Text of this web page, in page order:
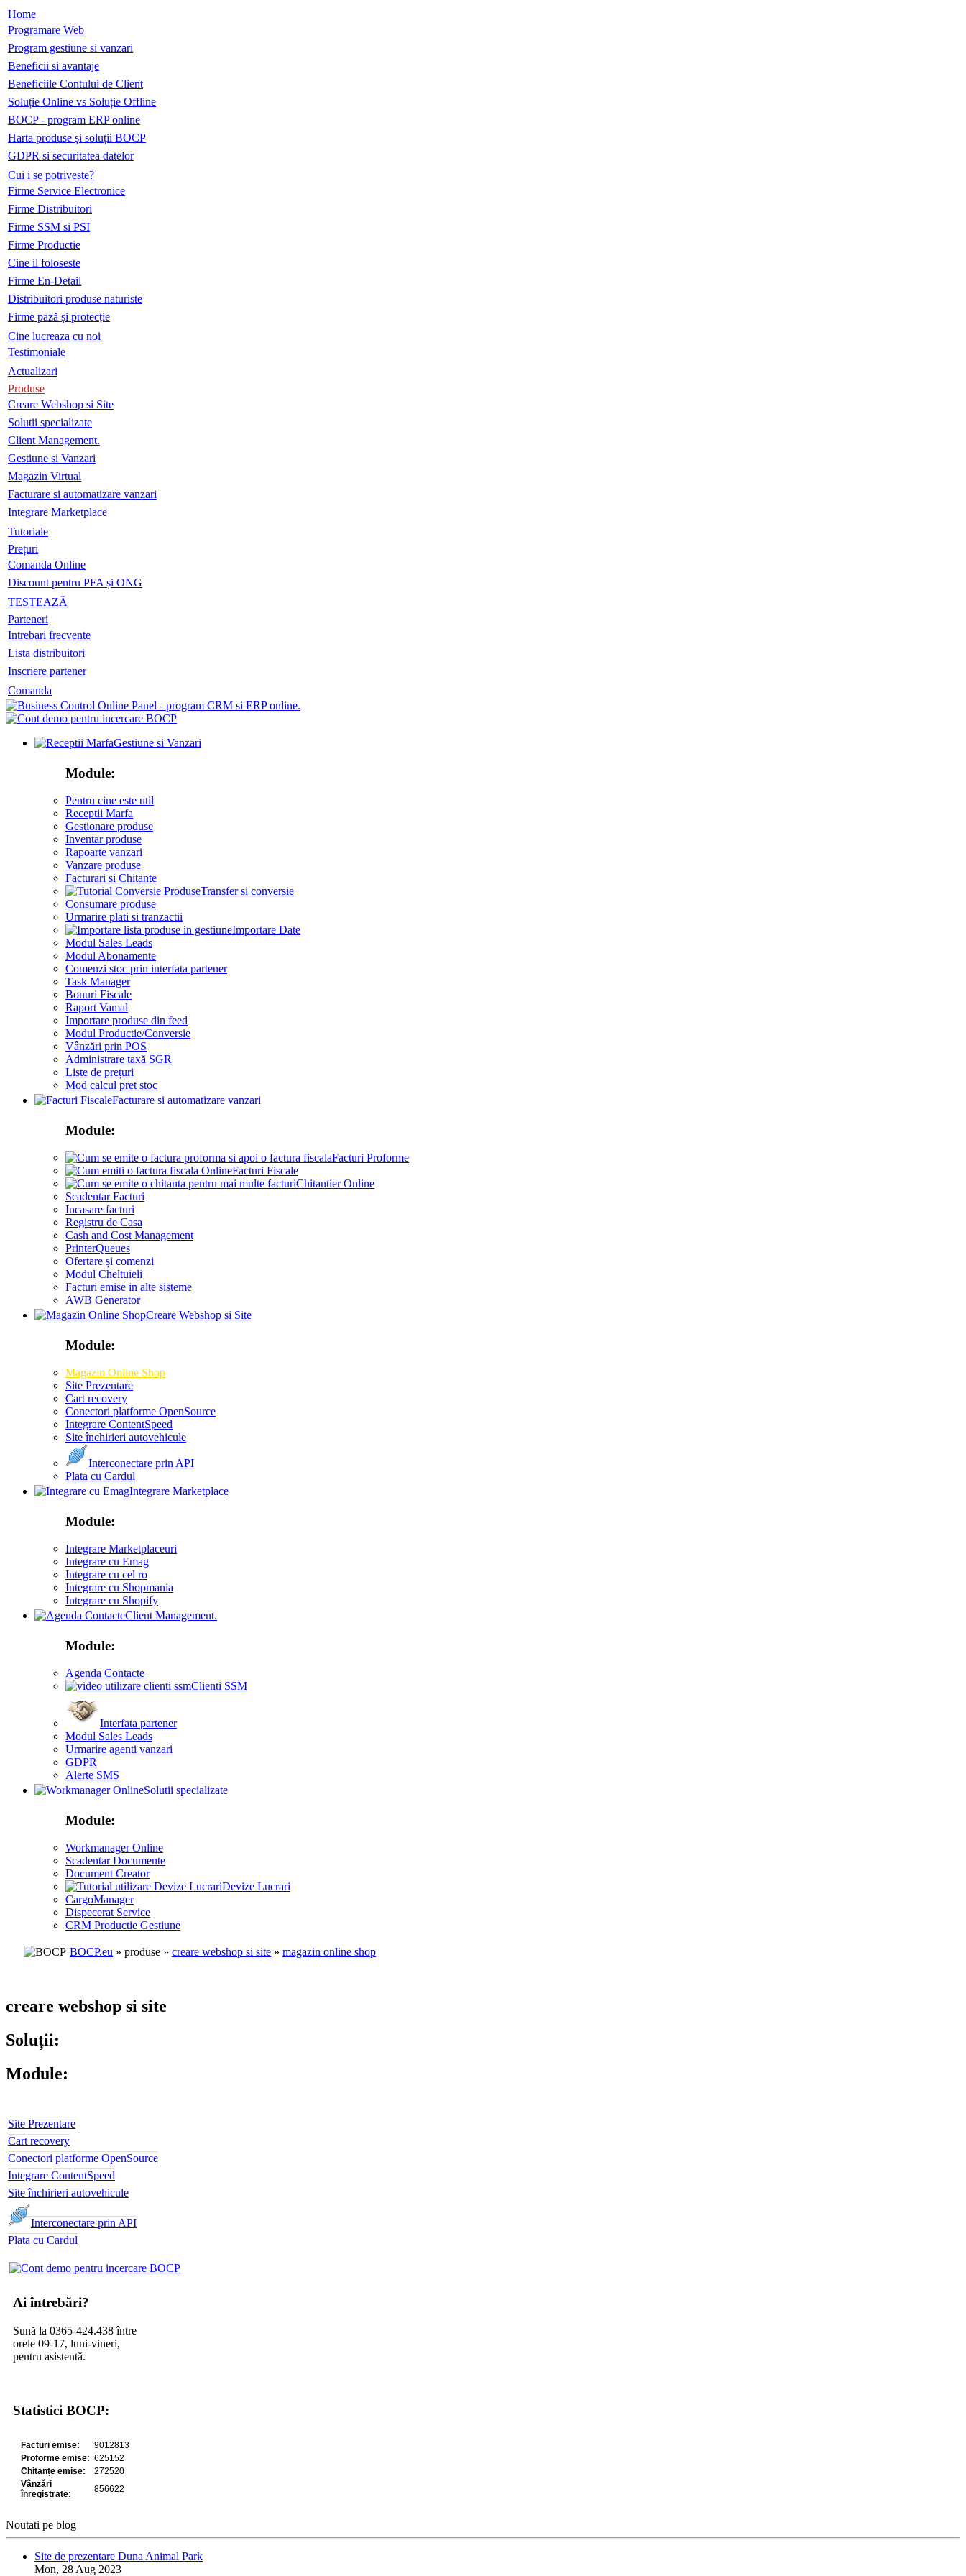
Home
Programare Web
Program gestiune si vanzari
Beneficii si avantaje
Beneficiile Contului de Client
Soluție Online vs Soluție Offline
BOCP - program ERP online
Harta produse și soluții BOCP
GDPR si securitatea datelor
Cui i se potriveste?
Firme Service Electronice
Firme Distribuitori
Firme SSM si PSI
Firme Productie
Cine il foloseste
Firme En-Detail
Distribuitori produse naturiste
Firme pază și protecție
Cine lucreaza cu noi
Testimoniale
Actualizari
Produse
Creare Webshop si Site
Solutii specializate
Client Management.
Gestiune si Vanzari
Magazin Virtual
Facturare si automatizare vanzari
Integrare Marketplace
Tutoriale
Prețuri
Comanda Online
Discount pentru PFA și ONG
TESTEAZĂ
Parteneri
Intrebari frecvente
Lista distribuitori
Inscriere partener
Comanda
Gestiune si Vanzari
Module:
Pentru cine este util
Receptii Marfa
Gestionare produse
Inventar produse
Rapoarte vanzari
Vanzare produse
Facturari si Chitante
Transfer si conversie
Consumare produse
Urmarire plati si tranzactii
Importare Date
Modul Sales Leads
Modul Abonamente
Comenzi stoc prin interfata partener
Task Manager
Bonuri Fiscale
Raport Vamal
Importare produse din feed
Modul Productie/Conversie
Vânzări prin POS
Administrare taxă SGR
Liste de prețuri
Mod calcul pret stoc
Facturare si automatizare vanzari
Module:
Facturi Proforme
Facturi Fiscale
Chitantier Online
Scadentar Facturi
Incasare facturi
Registru de Casa
Cash and Cost Management
PrinterQueues
Ofertare și comenzi
Modul Cheltuieli
Facturi emise in alte sisteme
AWB Generator
Creare Webshop si Site
Module:
Magazin Online Shop
Site Prezentare
Cart recovery
Conectori platforme OpenSource
Integrare ContentSpeed
Site închirieri autovehicule
Interconectare prin API
Plata cu Cardul
Integrare Marketplace
Module:
Integrare Marketplaceuri
Integrare cu Emag
Integrare cu cel ro
Integrare cu Shopmania
Integrare cu Shopify
Client Management.
Module:
Agenda Contacte
Clienti SSM
Interfata partener
Modul Sales Leads
Urmarire agenti vanzari
GDPR
Alerte SMS
Solutii specializate
Module:
Workmanager Online
Scadentar Documente
Document Creator
Devize Lucrari
CargoManager
Dispecerat Service
CRM Productie Gestiune
BOCP.eu » produse » creare webshop si site » magazin online shop
creare webshop si site
Soluții:
Module:
Site Prezentare
Cart recovery
Conectori platforme OpenSource
Integrare ContentSpeed
Site închirieri autovehicule
Interconectare prin API
Plata cu Cardul
Ai întrebări?
Sună la 0365-424.438 între
orele 09-17, luni-vineri,
pentru asistentă.
Statistici BOCP:
Noutati pe blog
Site de prezentare Duna Animal Park
Mon, 28 Aug 2023